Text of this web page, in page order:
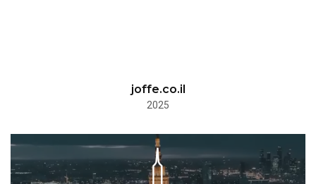
joffe.co.il
2025